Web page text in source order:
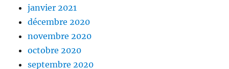
janvier 2021
décembre 2020
novembre 2020
octobre 2020
septembre 2020